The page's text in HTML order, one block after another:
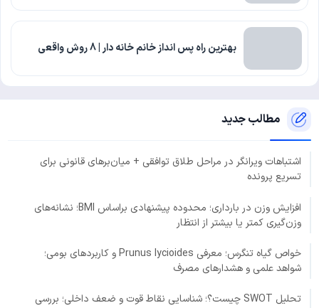
بهترین راه پس انداز خانم خانه دار | 8 روش واقعی
مطالب جدید
اشتباهات ویرانگر در مراحل طلاق توافقی + میان‌برهای قانونی برای
تسریع پرونده
افزایش وزن در بارداری؛ محدوده پیشنهادی براساس BMI؛ نشانه‌های
وزن‌گیری کمتر یا بیشتر از انتظار
خواص گیاه تنگرس؛ معرفی Prunus lycioides و کاربردهای بومی؛
شواهد علمی و هشدارهای مصرف
تحلیل SWOT چیست؟؛ شناسایی نقاط قوت و ضعف داخلی؛ بررسی